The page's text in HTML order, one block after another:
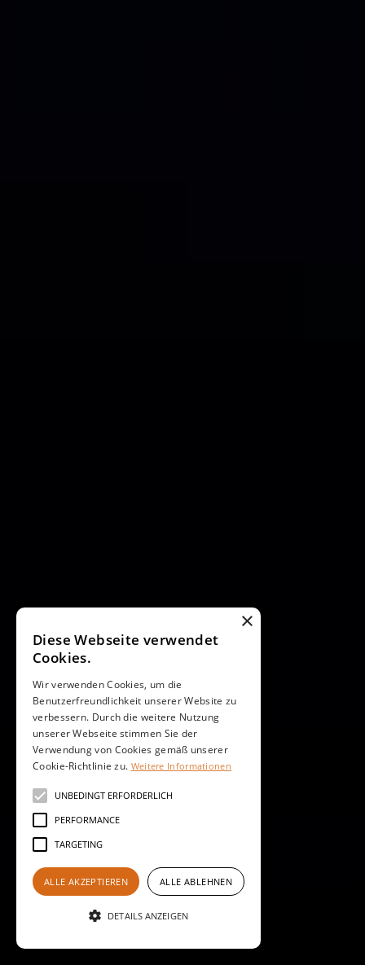
×
Diese Webseite verwendet
Cookies.
Wir verwenden Cookies, um die
Benutzerfreundlichkeit unserer Website zu
verbessern. Durch die weitere Nutzung
unserer Webseite stimmen Sie der
Verwendung von Cookies gemäß unserer
Cookie-Richtlinie zu. Weitere Informationen
UNBEDINGT ERFORDERLICH
PERFORMANCE
TARGETING
ALLE AKZEPTIEREN ALLE ABLEHNEN
DETAILS ANZEIGEN